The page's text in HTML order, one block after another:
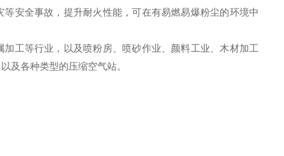
安全事故，提升耐火性能，可在有易燃易爆粉尘的环境中
工等行业，以及喷粉房、喷砂作业、颜料工业、木材加工
及各种类型的压缩空气站。